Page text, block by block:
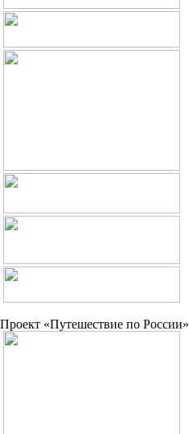
Проект «Путешествие по России»